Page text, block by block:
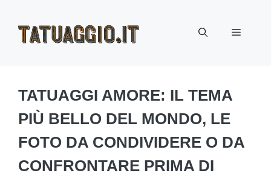
Menu
TATUAGGI AMORE: IL TEMA
PIÙ BELLO DEL MONDO, LE
FOTO DA CONDIVIDERE O DA
CONFRONTARE PRIMA DI